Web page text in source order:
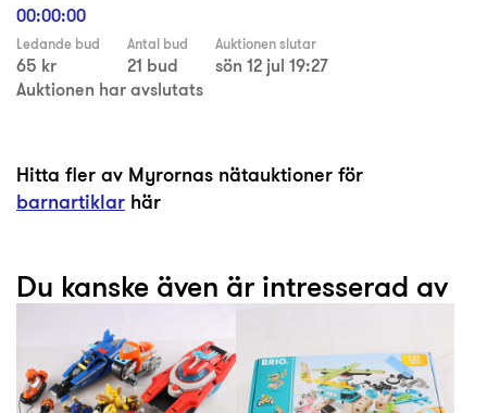
00:00:00
Ledande bud
65 kr
Antal bud
21 bud
Auktionen slutar
sön 12 jul 19:27
Auktionen har avslutats
Hitta fler av Myrornas nätauktioner för
barnartiklar här
Du kanske även är intresserad av